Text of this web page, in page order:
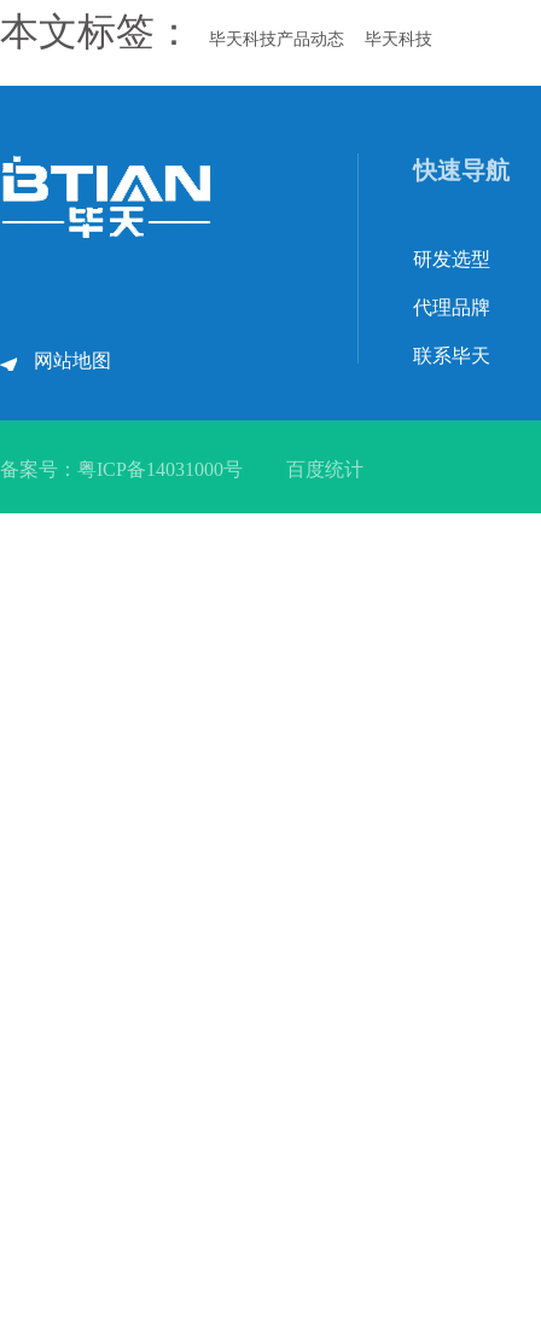
本文标签： 毕天科技产品动态 毕天科技
网站地图
快速导航
研发选型
代理品牌
联系毕天
备案号： 粤ICP备14031000号 百度统计